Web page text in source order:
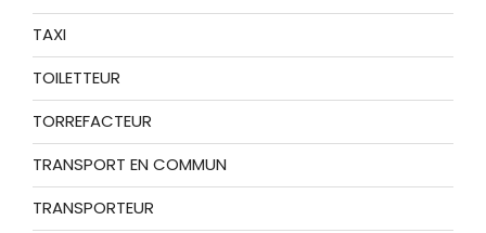
TAXI
TOILETTEUR
TORREFACTEUR
TRANSPORT EN COMMUN
TRANSPORTEUR